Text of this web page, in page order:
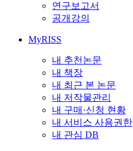
연구보고서
공개강의
MyRISS
내 추천논문
내 책장
내 최근 본 논문
내 저작물관리
내 구매·신청 현황
내 서비스 사용권한
내 관심 DB